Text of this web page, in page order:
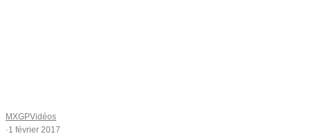
MXGPVidéos
·1 février 2017